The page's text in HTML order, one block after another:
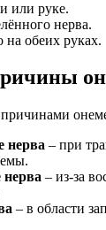
или руке.
нерва.
обеих руках.
нерва – при
нерва – из-за
– в области